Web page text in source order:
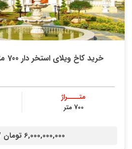
خرید کاخ ویلای استخر دار 700 متری در سعادت آباد
متــــراژ
700 متر
6,000,000,000 تومان /